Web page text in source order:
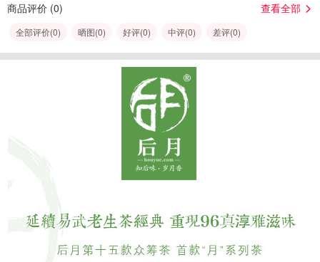
商品评价 (0) 查看全部
全部评价(0) 晒图(0) 好评(0) 中评(0) 差评(0)